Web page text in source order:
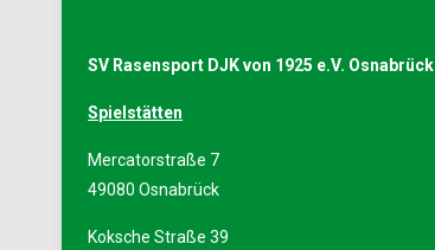
SV Rasensport DJK von 1925 e.V. Osnabrück
Spielstätten
Mercatorstraße 7
49080 Osnabrück
Koksche Straße 39